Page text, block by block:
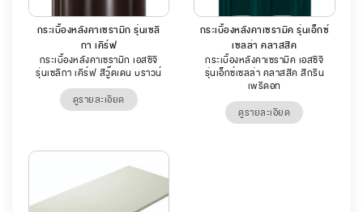
กระเบื้องหลังคาเซรามิก รุ่นเซลิ
กา เคิร์ฟ
กระเบื้องหลังคาเซรามิก เอสซีจี
รุ่นเซลิกา เคิร์ฟ สีวู๊ดเดน บราวน์
ดูรายละเอียด
กระเบื้องหลังคาเซรามิค รุ่นเอ็กซ์
เซลล่า คลาสสิค
กระเบื้องหลังคาเซรามิค เอสซีจี
รุ่นเอ็กซ์เซลล่า คลาสสิค สีกรีน
เพริดอท
ดูรายละเอียด